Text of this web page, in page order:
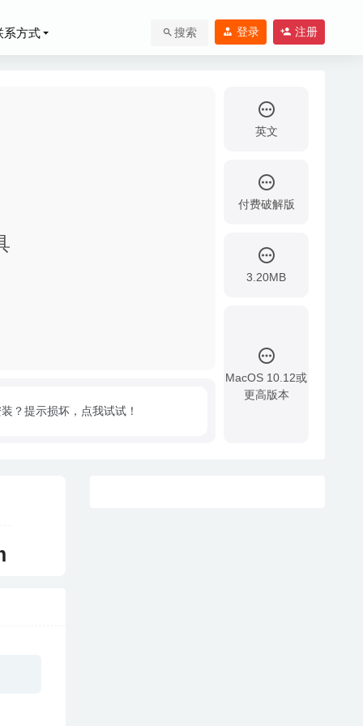
方式 搜索 登录 注册
英文
付费破解版
3.20MB
MacOS 10.12或
更高版本
？提示损坏，点我试试！